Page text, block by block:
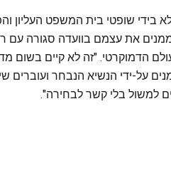
בידי שופטי בית המשפט העליון
ממנים את עצמם בוועדה סגורה עם
הדמוקרטי. "זה לא קיים בשום
על-ידי הנשיא הנבחר ועוברים
למשול בלי קשר לבחירה".